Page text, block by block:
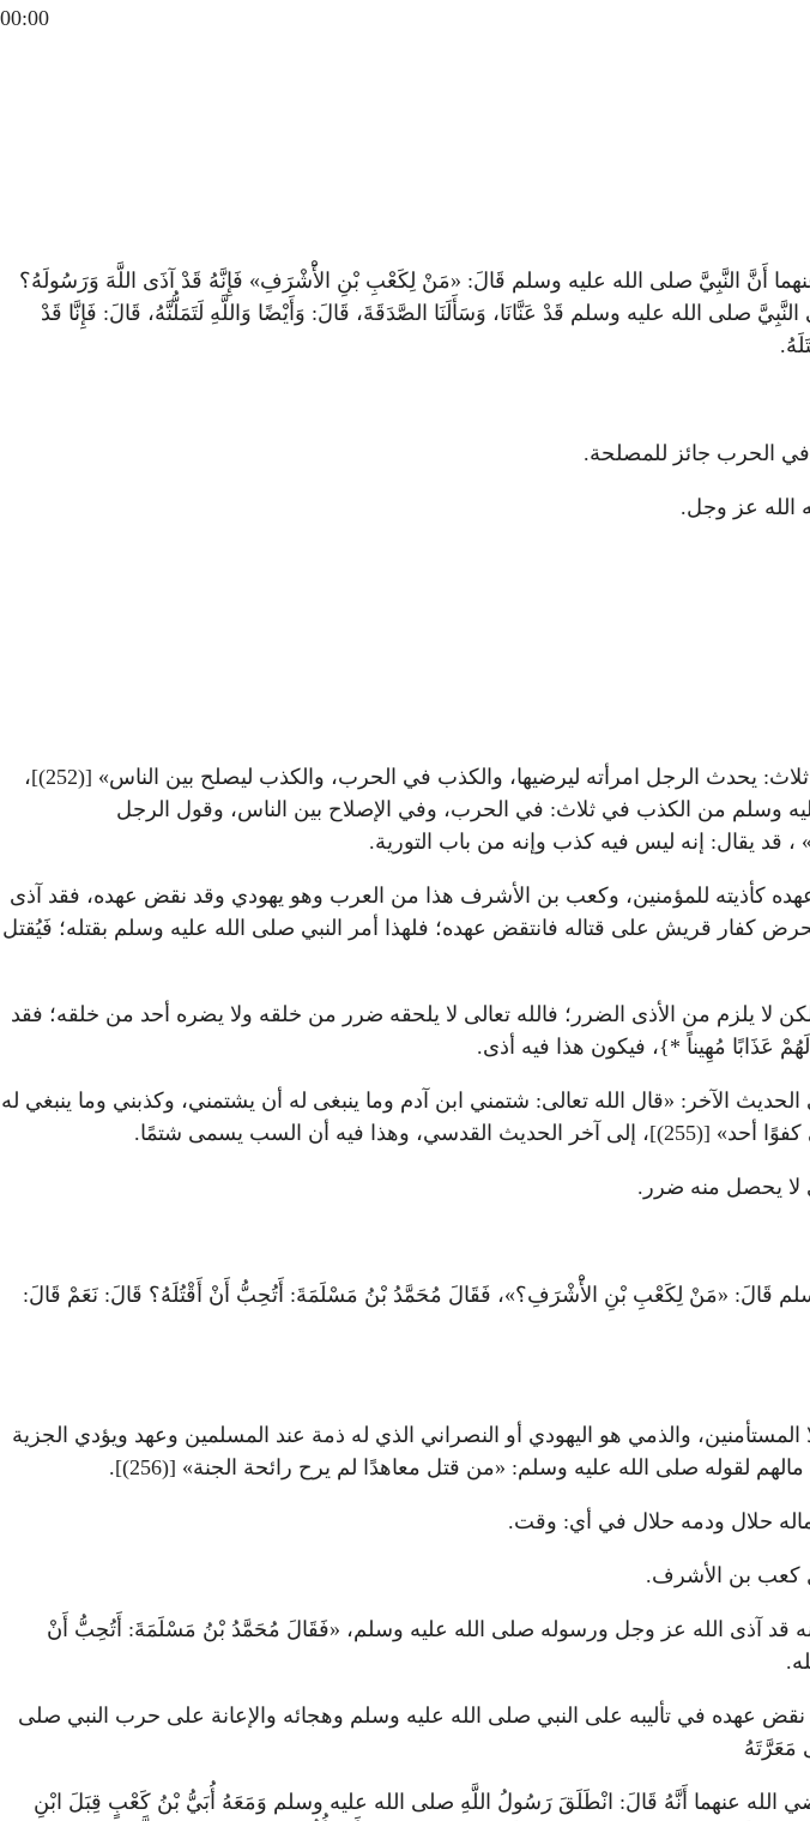
00:00
عنهما أَنَّ النَّبِيَّ صلى الله عليه وسلم قَالَ: «مَنْ لِكَعْبِ بْنِ الأَْشْرَفِ» فَإِنَّهُ قَدْ آذَى اللَّهَ وَرَسُولَهُ؟
صلى الله عليه وسلم قَدْ عَنَّانَا، وَسَأَلَنَا الصَّدَقَةَ، قَالَ: وَأَيْضًا وَاللَّهِ لَتَمَلُّنَّهُ، قَالَ: فَإِنَّا قَدْ
الحرب جائز للمصلحة.
لكن أصرح من هذا حديث أسماء بنت يزيد رضي الله عنها عند الترمذي: «لا يحل الكذب إلا في ثلاث: يحدث الرجل امرأته ليرضيها، والكذب في الحرب، والكذب ليصلح بين الناس» [(252)]،
وسلم من الكذب في ثلاث: في الحرب، وفي الإصلاح بين الناس، وقول الرجل
كأذيته للمؤمنين، وكعب بن الأشرف هذا من العرب وهو يهودي وقد نقض عهده، فقد آذى
كفار قريش على قتاله فانتقض عهده؛ فلهذا أمر النبي صلى الله عليه وسلم بقتله؛ فَيُقتل
لا يلزم من الأذى الضرر؛ فالله تعالى لا يلحقه ضرر من خلقه ولا يضره أحد من خلقه؛ فقد
يقول الله تعالى: «يؤذيني ابن آدم؛ يسب الدهر وأنا الدهر» [(254)]، وفي الحديث الآخر: «قال الله تعالى: شتمني ابن آدم وما ينبغى له أن يشتمني، وكذبني وما ينبغي له
أن السب يسمى شتمًا.
لا يحصل منه ضرر.
وسلم قَالَ: «مَنْ لِكَعْبِ بْنِ الأَْشْرَفِ؟»، فَقَالَ مُحَمَّدُ بْنُ مَسْلَمَةَ: أَتُحِبُّ أَنْ أَقْتُلَهُ؟ قَالَ: نَعَمْ قَالَ:
والذمي هو اليهودي أو النصراني الذي له ذمة عند المسلمين وعهد ويؤدي الجزية
لقوله صلى الله عليه وسلم: «من قتل معاهدًا لم يرح رائحة الجنة» [(256)].
وماله حلال ودمه حلال في أي: وقت.
قد آذى الله عز وجل ورسوله صلى الله عليه وسلم، «فَقَالَ مُحَمَّدُ بْنُ مَسْلَمَةَ: أَتُحِبُّ أَنْ
عهده في تأليبه على النبي صلى الله عليه وسلم وهجائه والإعانة على حرب النبي صلى
مَعَرَّتَهُ
الله عنهما أَنَّهُ قَالَ: انْطَلَقَ رَسُولُ اللَّهِ صلى الله عليه وسلم وَمَعَهُ أُبَيُّ بْنُ كَعْبٍ قِبَلَ ابْنِ